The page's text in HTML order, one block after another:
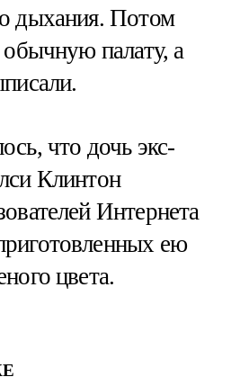
дыхания. Потом
обычную палату, а
что дочь экс-
Клинтон
Интернета
ею
цвета.